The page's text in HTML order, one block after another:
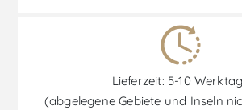
Lieferzeit: 5-10
(abgelegene Gebiete und Inseln